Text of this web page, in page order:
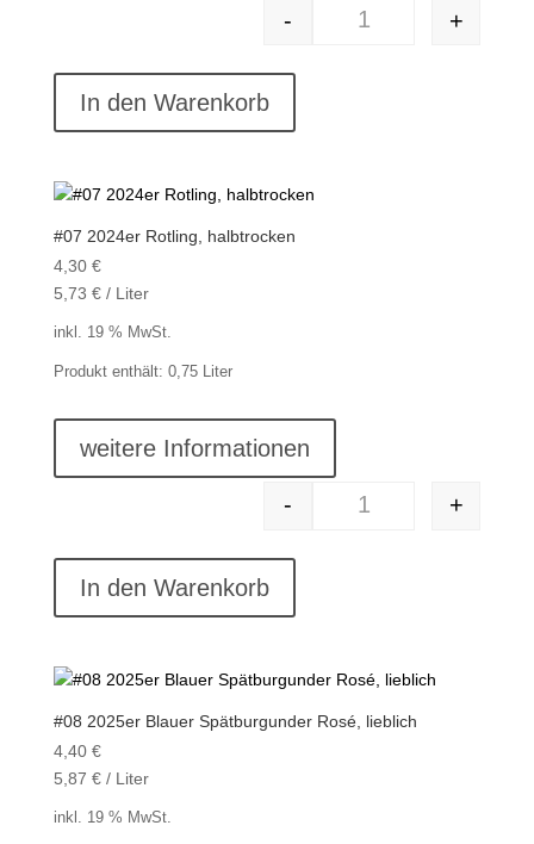
#06 2024er Blauer
- +
In den Warenkorb
#07 2024er Rotling, halbtrocken
4,30 €
5,73 €/ Liter
inkl. 19 % MwSt.
Produkt enthält: 0,75 Liter
weitere Informationen
#07 2024er Rotling,
- +
In den Warenkorb
#08 2025er Blauer Spätburgunder Rosé, lieblich
4,40 €
5,87 €/ Liter
inkl. 19 % MwSt.